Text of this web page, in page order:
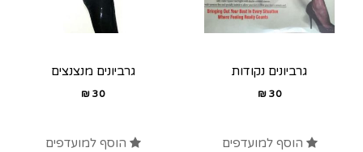
גרביונים נקודות
30
₪
הוסף למועדפים
גרביונים מנצנצים
30
₪
הוסף למועדפים